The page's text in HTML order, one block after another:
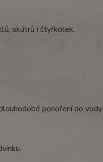
skútrů i čtyřkolek.
ponoření do vody.